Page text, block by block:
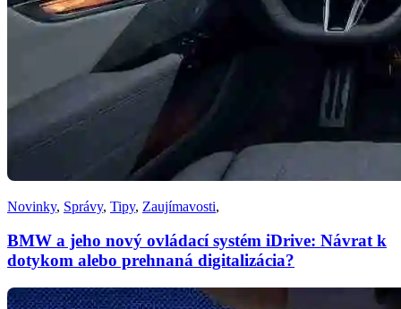
Novinky, Správy, Tipy, Zaujímavosti,
BMW a jeho nový ovládací systém iDrive: Návrat k
dotykom alebo prehnaná digitalizácia?